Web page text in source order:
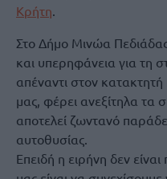
Κρήτη
Στο Δήμο Μινώα
και υπερηφάνεια για τη
απέναντι στον
μας, φέρει ανεξίτηλα τα
αποτελεί ζωντανό
αυτοθυσίας.
Επειδή η ειρήνη δεν